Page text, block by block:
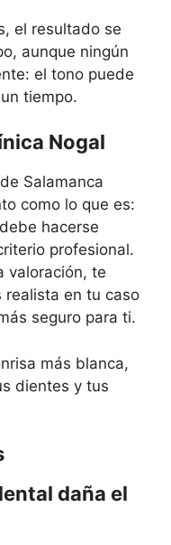
el resultado se
aunque ningún
el tono puede
tiempo.
Nogal
Salamanca
como lo que es:
hacerse
profesional.
valoración, te
realista en tu caso
seguro para ti.
más blanca,
dientes y tus
daña el